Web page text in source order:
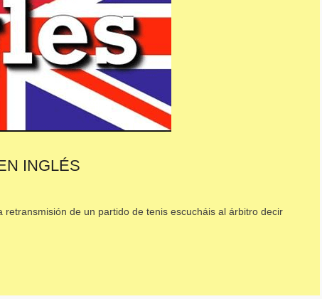
INGLÉS
de un partido de tenis escucháis al árbitro decir